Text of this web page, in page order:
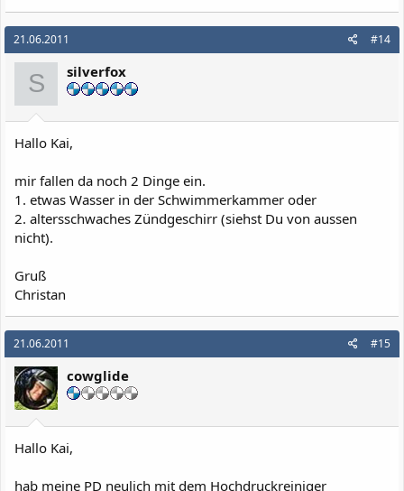
21.06.2011 #14
S silverfox
Hallo Kai,
mir fallen da noch 2 Dinge ein.
1. etwas Wasser in der Schwimmerkammer oder
2. altersschwaches Zündgeschirr (siehst Du von aussen
nicht).
Gruß
Christan
21.06.2011 #15
cowglide
Hallo Kai,
hab meine PD neulich mit dem Hochdruckreiniger